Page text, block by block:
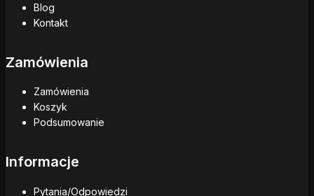
Blog
Kontakt
Zamówienia
Zamówienia
Koszyk
Podsumowanie
Informacje
Pytania/Odpowiedzi